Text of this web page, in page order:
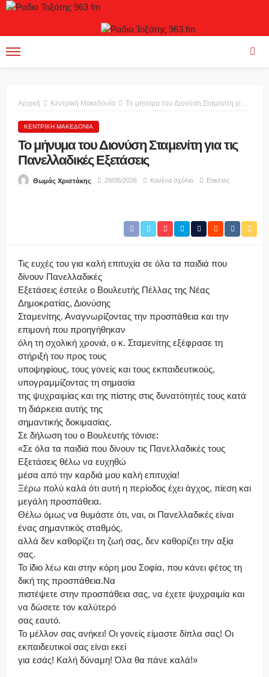
Αρχική Κεντρική Μακεδονία Το μήνυμα του Διονύση Σταμενίτη για τις Πανελλαδικές Εξετάσεις
ΚΕΝΤΡΙΚΉ ΜΑΚΕΔΟΝΊΑ
Το μήνυμα του Διονύση Σταμενίτη για τις
Πανελλαδικές Εξετάσεις
Θωμάς Χριστάκης 29/05/2026 Κανένα σχόλιο Ετικέτες
Τις ευχές του για καλή επιτυχία σε όλα τα παιδιά που
δίνουν Πανελλαδικές
Εξετάσεις έστειλε ο Βουλευτής Πέλλας της Νέας
Δημοκρατίας, Διονύσης
Σταμενίτης. Αναγνωρίζοντας την προσπάθεια και την
επιμονή που προηγήθηκαν
όλη τη σχολική χρονιά, ο κ. Σταμενίτης εξέφρασε τη
στήριξή του προς τους
υποψηφίους, τους γονείς και τους εκπαιδευτικούς,
υπογραμμίζοντας τη σημασία
της ψυχραιμίας και της πίστης στις δυνατότητές τους κατά
τη διάρκεια αυτής της
σημαντικής δοκιμασίας.
Σε δήλωση του ο Βουλευτής τόνισε:
«Σε όλα τα παιδιά που δίνουν τις Πανελλαδικές τους
Εξετάσεις θέλω να ευχηθώ
μέσα από την καρδιά μου καλή επιτυχία!
Ξέρω πολύ καλά ότι αυτή η περίοδος έχει άγχος, πίεση και
μεγάλη προσπάθεια.
Θέλω όμως να θυμάστε ότι, ναι, οι Πανελλαδικές είναι
ένας σημαντικός σταθμός,
αλλά δεν καθορίζει τη ζωή σας, δεν καθορίζει την αξία
σας.
Το ίδιο λέω και στην κόρη μου Σοφία, που κάνει φέτος τη
δική της προσπάθεια.Να
πιστέψετε στην προσπάθεια σας, να έχετε ψυχραιμία και
να δώσετε τον καλύτερό
σας εαυτό.
Το μέλλον σας ανήκει! Οι γονείς είμαστε δίπλα σας! Οι
εκπαιδευτικοί σας είναι εκεί
για εσάς! Καλή δύναμη! Όλα θα πάνε καλά!»